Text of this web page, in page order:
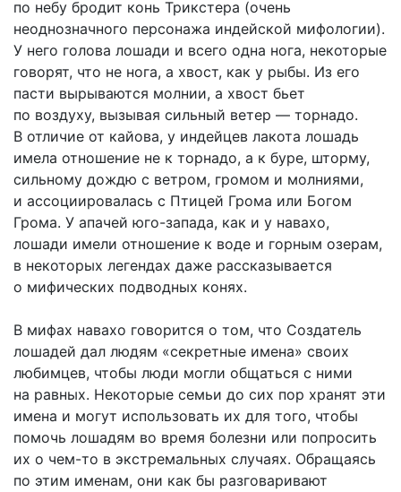
по небу бродит конь Трикстера (очень
неоднозначного персонажа индейской мифологии).
У него голова лошади и всего одна нога, некоторые
говорят, что не нога, а хвост, как у рыбы. Из его
пасти вырываются молнии, а хвост бьет
по воздуху, вызывая сильный ветер — торнадо.
В отличие от кайова, у индейцев лакота лошадь
имела отношение не к торнадо, а к буре, шторму,
сильному дождю с ветром, громом и молниями,
и ассоциировалась с Птицей Грома или Богом
Грома. У апачей юго-запада, как и у навахо,
лошади имели отношение к воде и горным озерам,
в некоторых легендах даже рассказывается
о мифических подводных конях.
В мифах навахо говорится о том, что Создатель
лошадей дал людям «секретные имена» своих
любимцев, чтобы люди могли общаться с ними
на равных. Некоторые семьи до сих пор хранят эти
имена и могут использовать их для того, чтобы
помочь лошадям во время болезни или попросить
их о чем-то в экстремальных случаях. Обращаясь
по этим именам, они как бы разговаривают